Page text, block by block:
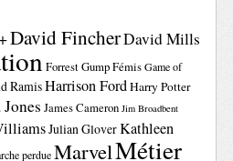
David FincherDavid Mills
Forrest GumpFémis Game of
RamisHarrison FordHarry Potter
James Cameron Jim Broadbent
Julian GloverKathleen
perdue MarvelMétier